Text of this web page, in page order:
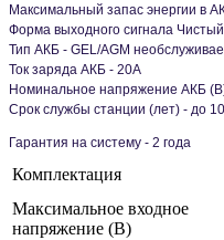
Максимальный запас энергии в
Форма выходного сигнала
Тип АКБ - GEL/AGM
Ток заряда АКБ - 20А
Номинальное напряжение АКБ
Срок службы станции (лет) - до 10
Гарантия на систему - 2 года
Комплектация
Максимальное входное
напряжение (В)